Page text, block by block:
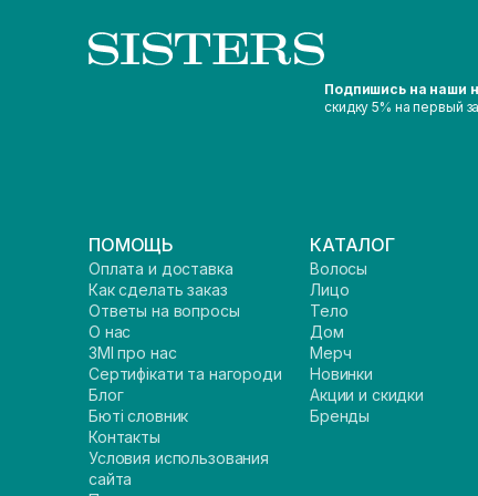
Подпишись на наши
скидку 5% на первый
ПОМОЩЬ
Оплата и доставка
Как сделать заказ
Ответы на вопросы
О нас
ЗМІ про нас
Сертифікати та нагороди
Блог
Бюті словник
Контакты
Условия использования
сайта
КАТАЛОГ
Волосы
Лицо
Тело
Дом
Мерч
Новинки
Акции и скидки
Бренды